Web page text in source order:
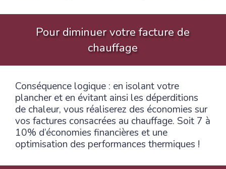
Pour diminuer votre facture de
chauffage
Conséquence logique : en isolant votre
plancher et en évitant ainsi les déperditions
de chaleur, vous réaliserez des économies sur
vos factures consacrées au chauffage. Soit 7 à
10% d’économies financières et une
optimisation des performances thermiques !